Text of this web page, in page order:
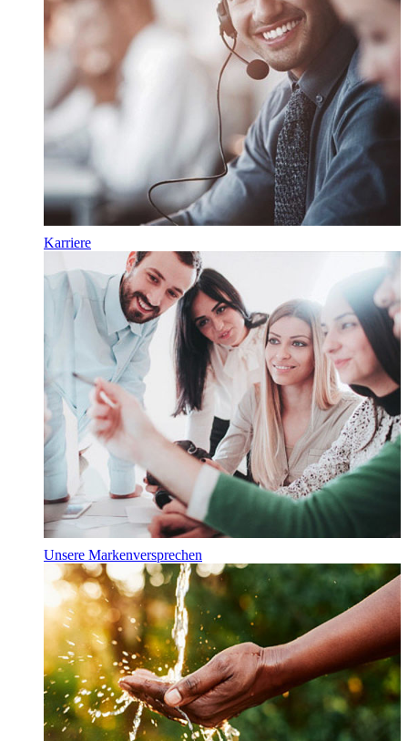
Karriere
Unsere Markenversprechen